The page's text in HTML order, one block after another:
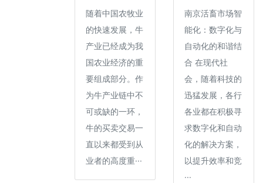
随着中国农牧业
的快速发展，牛
产业已经成为我
国农业经济的重
要组成部分。作
为牛产业链中不
可或缺的一环，
牛的买卖交易一
直以来都受到从
业者的高度重···
南京活畜市场智
能化：数字化与
自动化的和谐结
合 在现代社
会，随着科技的
迅猛发展，各行
各业都在积极寻
求数字化和自动
化的解决方案，
以提升效率和竞
···